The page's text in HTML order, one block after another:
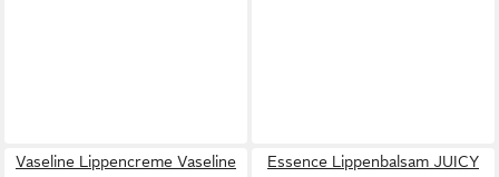
Vaseline Lippencreme Vaseline
Essence Lippenbalsam JUICY